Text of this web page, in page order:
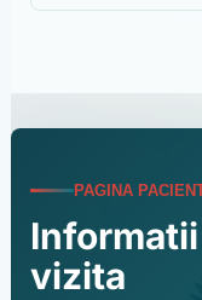
PAGINA
vizita